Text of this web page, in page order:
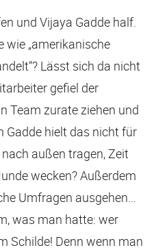
und Vijaya Gadde half.
wie „amerikanische
Lässt sich da nicht
gefiel der
Team zurate ziehen und
Gadde hielt das nicht für
außen tragen, Zeit
wecken? Außerdem
Umfragen ausgehen…
was man hatte: wer
Schilde! Denn wenn man